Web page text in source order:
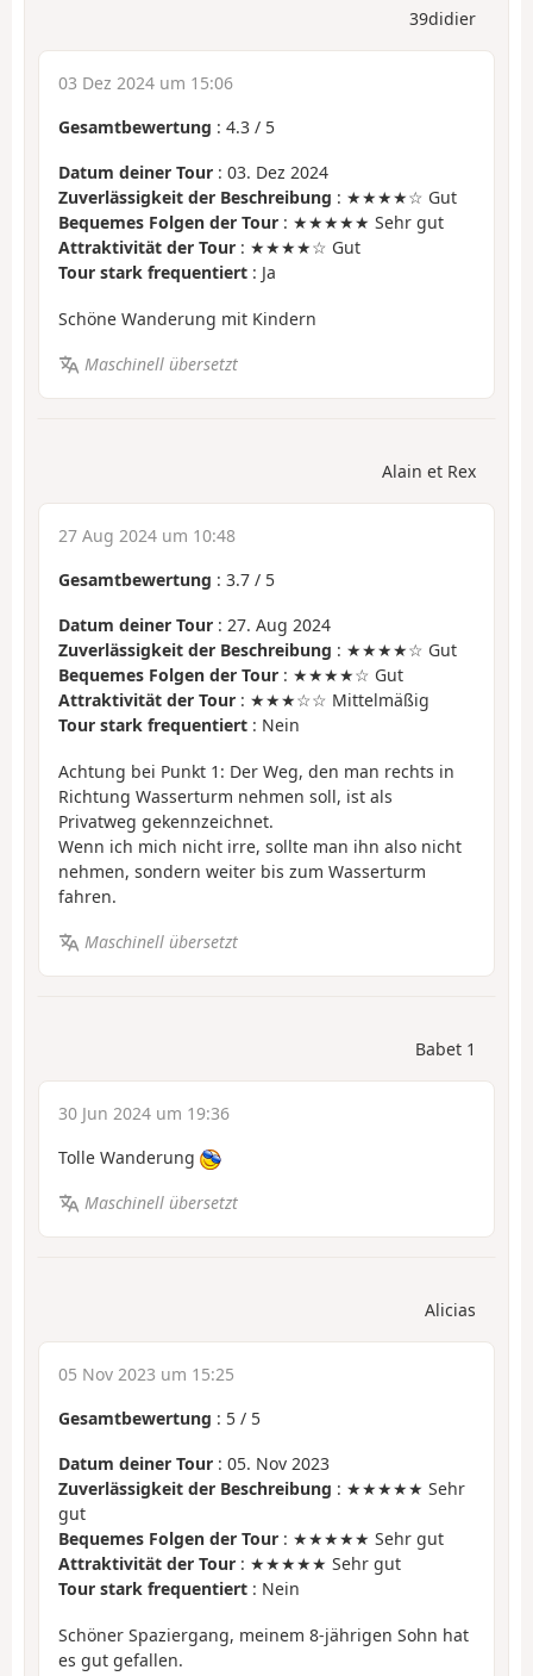
39didier
03 Dez 2024 um 15:06
Gesamtbewertung : 4.3 / 5
Datum deiner Tour : 03. Dez 2024
Zuverlässigkeit der Beschreibung : ★★★★☆ Gut
Bequemes Folgen der Tour : ★★★★★ Sehr gut
Attraktivität der Tour : ★★★★☆ Gut
Tour stark frequentiert : Ja
Schöne Wanderung mit Kindern
Maschinell übersetzt
Alain et Rex
27 Aug 2024 um 10:48
Gesamtbewertung : 3.7 / 5
Datum deiner Tour : 27. Aug 2024
Zuverlässigkeit der Beschreibung : ★★★★☆ Gut
Bequemes Folgen der Tour : ★★★★☆ Gut
Attraktivität der Tour : ★★★☆☆ Mittelmäßig
Tour stark frequentiert : Nein
Achtung bei Punkt 1: Der Weg, den man rechts in
Richtung Wasserturm nehmen soll, ist als
Privatweg gekennzeichnet.
Wenn ich mich nicht irre, sollte man ihn also nicht
nehmen, sondern weiter bis zum Wasserturm
fahren.
Maschinell übersetzt
Babet 1
30 Jun 2024 um 19:36
Tolle Wanderung
Maschinell übersetzt
Alicias
05 Nov 2023 um 15:25
Gesamtbewertung : 5 / 5
Datum deiner Tour : 05. Nov 2023
Zuverlässigkeit der Beschreibung : ★★★★★ Sehr
gut
Bequemes Folgen der Tour : ★★★★★ Sehr gut
Attraktivität der Tour : ★★★★★ Sehr gut
Tour stark frequentiert : Nein
Schöner Spaziergang, meinem 8-jährigen Sohn hat
es gut gefallen.